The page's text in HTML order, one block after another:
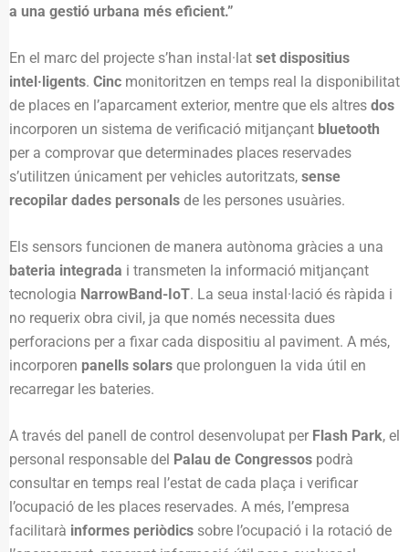
a una gestió urbana més eficient.”
En el marc del projecte s’han instal·lat set dispositius
intel·ligents. Cinc monitoritzen en temps real la disponibilitat
de places en l’aparcament exterior, mentre que els altres dos
incorporen un sistema de verificació mitjançant bluetooth
per a comprovar que determinades places reservades
s’utilitzen únicament per vehicles autoritzats, sense
recopilar dades personals de les persones usuàries.
Els sensors funcionen de manera autònoma gràcies a una
bateria integrada i transmeten la informació mitjançant
tecnologia NarrowBand-IoT. La seua instal·lació és ràpida i
no requerix obra civil, ja que només necessita dues
perforacions per a fixar cada dispositiu al paviment. A més,
incorporen panells solars que prolonguen la vida útil en
recarregar les bateries.
A través del panell de control desenvolupat per Flash Park, el
personal responsable del Palau de Congressos podrà
consultar en temps real l’estat de cada plaça i verificar
l’ocupació de les places reservades. A més, l’empresa
facilitarà informes periòdics sobre l’ocupació i la rotació de